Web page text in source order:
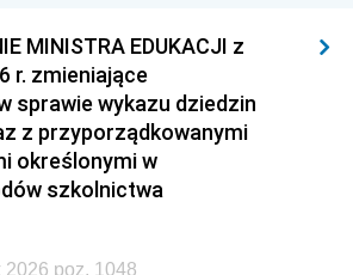
MINISTRA EDUKACJI z
r. zmieniające
sprawie wykazu dziedzin
z przyporządkowanymi
określonymi w
szkolnictwa
2026 poz. 1048